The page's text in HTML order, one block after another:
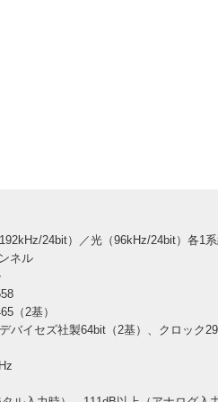
24bit）／光（96kHz/24bit）各1
ネル
（2基）
バイセズ社製64bit（2基）、クロック